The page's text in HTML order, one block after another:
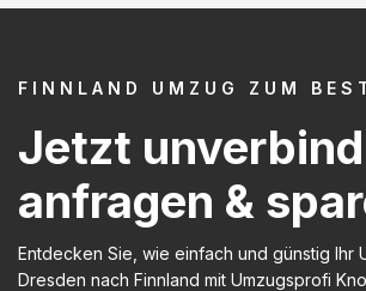
FINNLAND UMZUG ZUM
Jetzt
anfragen &
Entdecken Sie, wie einfach und günstig Ihr
Dresden nach Finnland mit Umzugsprofi